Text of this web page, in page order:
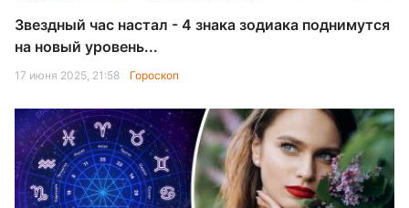
Звездный час настал - 4 знака зодиака поднимутся
на новый уровень...
17 июня 2025, 21:58 Гороскоп